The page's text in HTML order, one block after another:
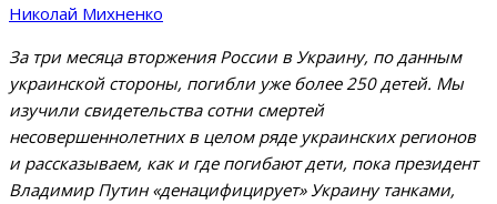
Николай Михненко
За три месяца вторжения России в Украину, по данным
украинской стороны, погибли уже более 250 детей. Мы
изучили свидетельства сотни смертей
несовершеннолетних в целом ряде украинских регионов
и рассказываем, как и где погибают дети, пока президент
Владимир Путин «денацифицирует» Украину танками,